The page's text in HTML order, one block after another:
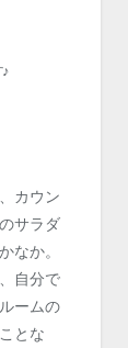
カウン
サラダ
なか。
自分で
ームの
とな